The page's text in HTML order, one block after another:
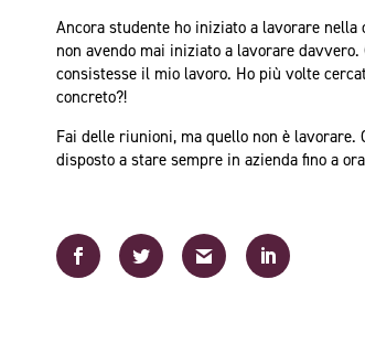
Ancora studente ho iniziato a lavorare
non avendo mai iniziato a lavorare
consistesse il mio lavoro. Ho più volte
concreto?!
Fai delle riunioni, ma quello non è lavorare.
disposto a stare sempre in azienda fino a